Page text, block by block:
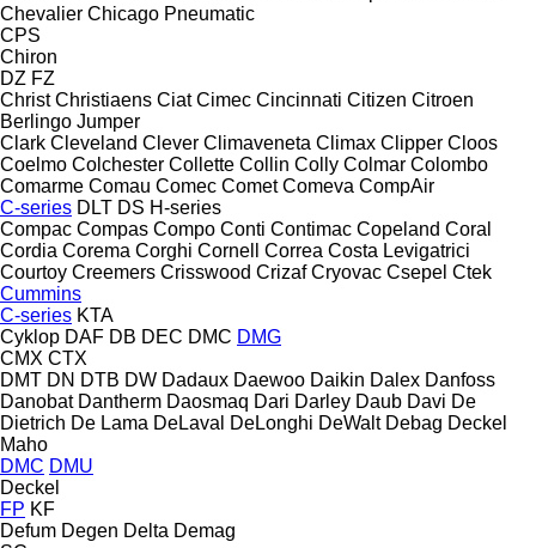
Chevalier Chicago Pneumatic
CPS
Chiron
DZ FZ
Christ Christiaens Ciat Cimec Cincinnati Citizen Citroen
Berlingo Jumper
Clark Cleveland Clever Climaveneta Climax Clipper Cloos
Coelmo Colchester Collette Collin Colly Colmar Colombo
Comarme Comau Comec Comet Comeva CompAir
C-series DLT DS H-series
Compac Compas Compo Conti Contimac Copeland Coral
Cordia Corema Corghi Cornell Correa Costa Levigatrici
Courtoy Creemers Crisswood Crizaf Cryovac Csepel Ctek
Cummins
C-series KTA
Cyklop DAF DB DEC DMC DMG
CMX CTX
DMT DN DTB DW Dadaux Daewoo Daikin Dalex Danfoss
Danobat Dantherm Daosmaq Dari Darley Daub Davi De
Dietrich De Lama DeLaval DeLonghi DeWalt Debag Deckel
Maho
DMC DMU
Deckel
FP KF
Defum Degen Delta Demag